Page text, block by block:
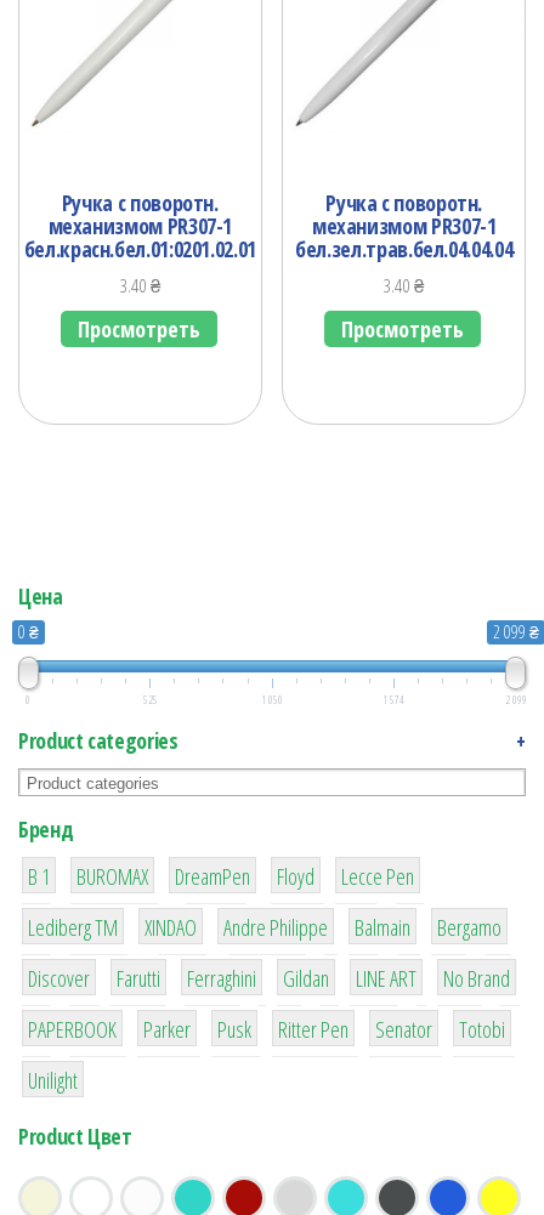
Ручка с поворотн.
механизмом PR307-1
бел.красн.бел.01:0201.02.01
3.40₴
Просмотреть
Ручка с поворотн.
механизмом PR307-1
бел.зел.трав.бел.04.04.04
3.40₴
Просмотреть
Цена
0 ₴ 2 099 ₴
0 525 1 050 1 574 2 099
Product categories +
Бренд
B 1
1
BUROMAX
1
DreamPen
2
Floyd
2
Lecce Pen
3
Lediberg ТМ
3
XINDAO
1
Andre Philippe
4
Balmain
26
Bergamo
64
Discover
299
Farutti
4
Ferraghini
42
Gildan
4
LINE ART
90
No Brand
8
PAPERBOOK
6
Parker
2
Pusk
22
Ritter Pen
15
Senator
43
Totobi
1
Unilight
Product Цвет